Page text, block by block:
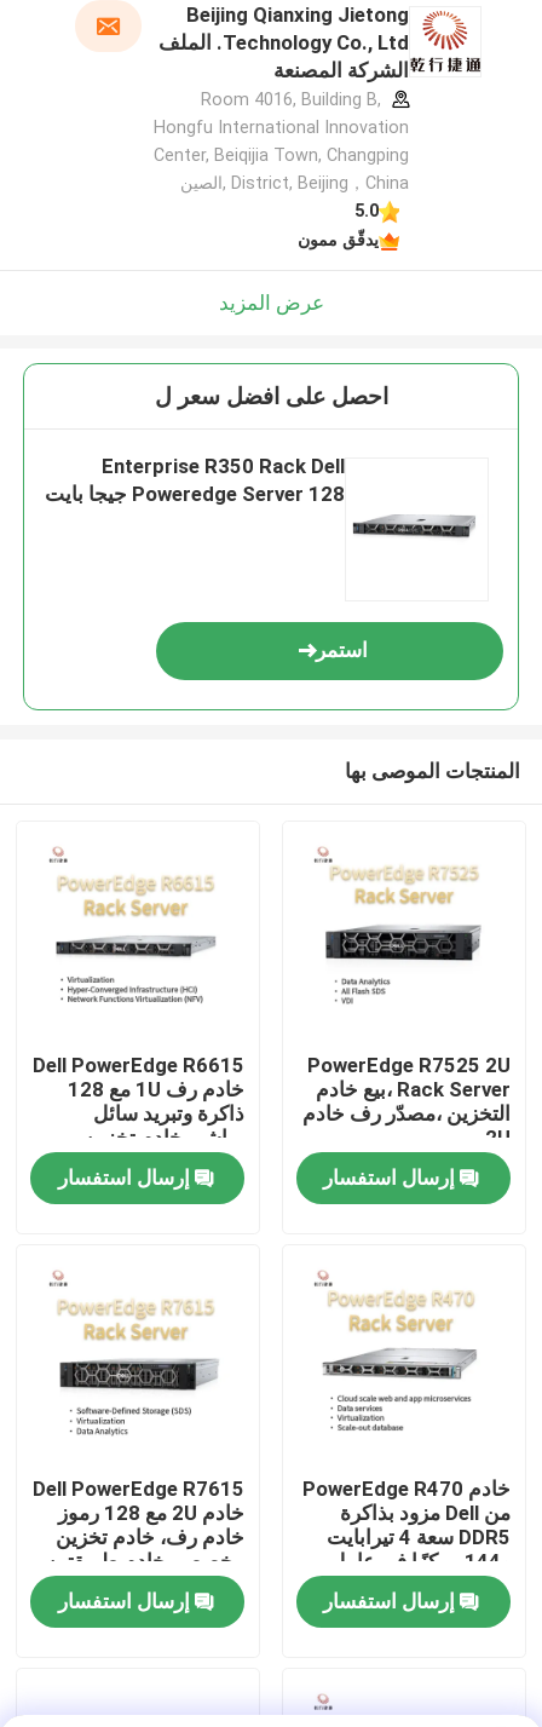
المنتجات
حولنا
مراقبة الجودة
اتصل بنا
أخبار
حالات
خادم تخزين الرف
Beijing Qianxing Jietong
Technology Co., Ltd. الملف
الشركة المصنعة
Room 4016, Building B,
Hongfu International Innovation
Center, Beiqijia Town, Changping
District, Beijing，China ,الصين
5.0
يدقّق ممون
عرض المزيد
احصل على افضل سعر ل
Enterprise R350 Rack Dell
Poweredge Server 128 جيجا بايت
استمر
المنتجات الموصى بها
PowerEdge R7525 2U
Rack Server ،بيع خادم
التخزين ،مصدّر رف خادم
2U
إرسال استفسار
Dell PowerEdge R6615
خادم رف 1U مع 128
ذاكرة وتبريد سائل
مباشر، خادم تخزين
مخصص، خادم 2 طريق
إرسال استفسار
خادم PowerEdge R470
من Dell مزود بذاكرة
DDR5 سعة 4 تيرابايت
و144 مركزًا في عامل
شكل حامل 1U
إرسال استفسار
Dell PowerEdge R7615
خادم 2U مع 128 رموز
خادم رف، خادم تخزين
مخصص، خادم طريقتين
إرسال استفسار